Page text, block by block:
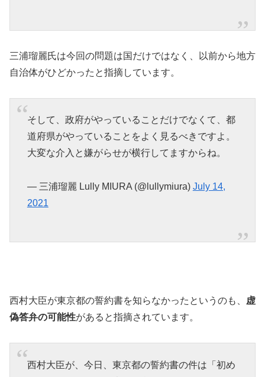
三浦瑠麗氏は今回の問題は国だけではなく、以前から地方
自治体がひどかったと指摘しています。
そして、政府がやっていることだけでなくて、都
道府県がやっていることをよく見るべきですよ。
大変な介入と嫌がらせが横行してますからね。
— 三浦瑠麗 Lully MIURA (@lullymiura) July 14,
2021
西村大臣が東京都の誓約書を知らなかったというのも、 虚
偽答弁の可能性があると指摘されています。
西村大臣が、今日、東京都の誓約書の件は「初め